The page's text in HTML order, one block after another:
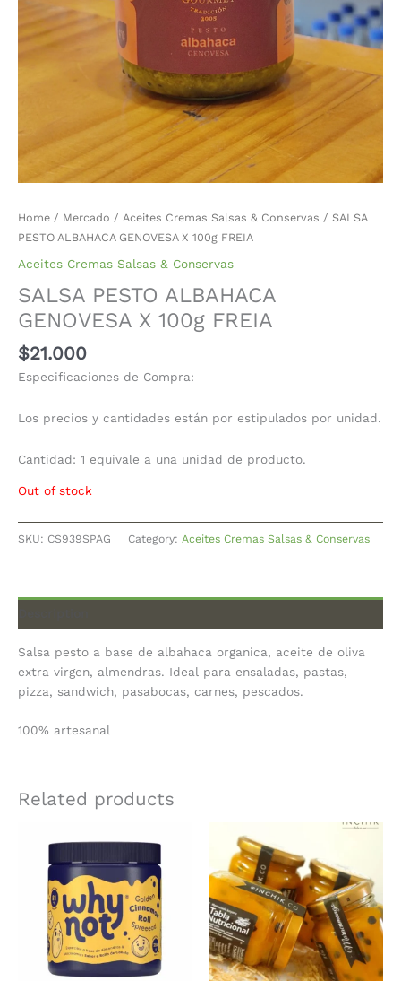
Home / Mercado / Aceites Cremas Salsas & Conservas / SALSA
PESTO ALBAHACA GENOVESA X 100g FREIA
Aceites Cremas Salsas & Conservas
SALSA PESTO ALBAHACA
GENOVESA X 100g FREIA
$21.000
Especificaciones de Compra:
Los precios y cantidades están por estipulados por unidad.
Cantidad: 1 equivale a una unidad de producto.
Out of stock
SKU: CS939SPAG Category: Aceites Cremas Salsas & Conservas
Salsa pesto a base de albahaca organica, aceite de oliva
extra virgen, almendras. Ideal para ensaladas, pastas,
pizza, sandwich, pasabocas, carnes, pescados.
100% artesanal
Related products